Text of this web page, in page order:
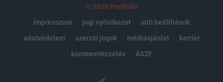
© 2026 Portfolio
impresszum
jogi nyilatkozat
süti beállítások
adatvédelem
szerzői jogok médiaajánlat
karrier
kommentkezelés
ÁSZF